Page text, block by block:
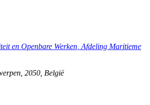
en Openbare Werken, Afdeling Maritieme
2050 België